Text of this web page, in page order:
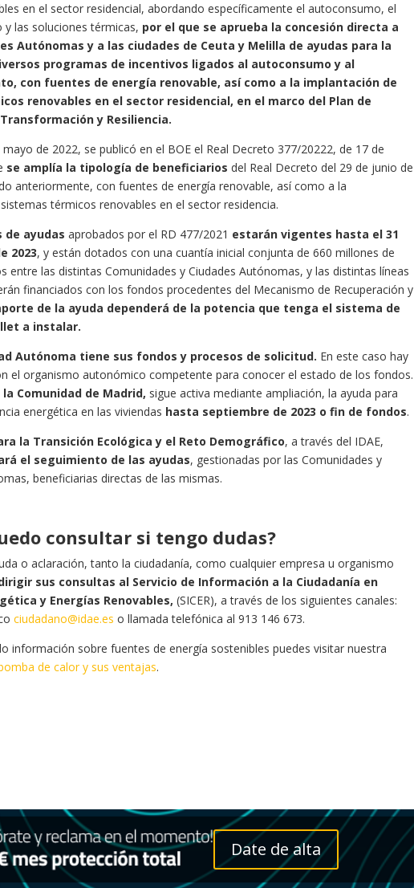
en el sector residencial, abordando específicamente el autoconsumo, el
las soluciones térmicas, por el que se aprueba la concesión directa a
Autónomas y a las ciudades de Ceuta y Melilla de ayudas para la
programas de incentivos ligados al autoconsumo y al
con fuentes de energía renovable, así como a la implantación de
renovables en el sector residencial, en el marco del Plan de
y Resiliencia.
de 2022, se publicó en el BOE el Real Decreto 377/20222, de 17 de
se amplía la tipología de beneficiarios del Real Decreto del 29 de junio de
anteriormente, con fuentes de energía renovable, así como a la
térmicos renovables en el sector residencia.
de ayudasaprobados por el RD 477/2021 estarán vigentes hasta el 31
2023, y están dotados con una cuantía inicial conjunta de 660 millones de
entre las distintas Comunidades y Ciudades Autónomas, y las distintas líneas
financiados con los fondos procedentes del Mecanismo de Recuperación y
de la ayuda dependerá de la potencia que tenga el sistema de
a instalar.
Autónoma tiene sus fondos y procesos de solicitud. En este caso hay
el organismo autonómico competente para conocer el estado de los fondos.
la Comunidad de Madrid, sigue activa mediante ampliación, la ayuda para
energética en las viviendas hasta septiembre de 2023 o fin de fondos.
la Transición Ecológica y el Reto Demográfico, a través del IDAE,
el seguimiento de las ayudas, gestionadas por las Comunidades y
beneficiarias directas de las mismas.
consultar si tengo dudas?
o aclaración, tanto la ciudadanía, como cualquier empresa u organismo
sus consultas al Servicio de Información a la Ciudadanía en
y Energías Renovables, (SICER), a través de los siguientes canales:
ciudadano@idae.es o llamada telefónica al 913 146 673.
información sobre fuentes de energía sostenibles puedes visitar nuestra
de calor y sus ventajas.
Date de alta